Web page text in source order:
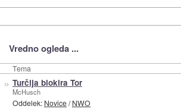
Vredno ogleda ...
Tema
» Turčija blokira Tor
McHusch
Oddelek: Novice/NWO